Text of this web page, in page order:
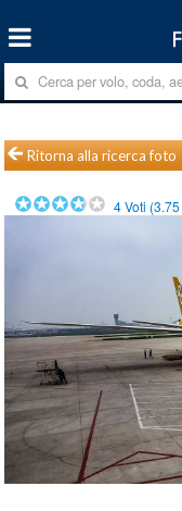
Ritorna alla ricerca foto
4Voti (3.75